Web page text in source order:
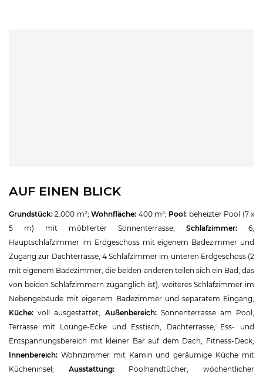
AUF EINEN BLICK
Grundstück: 2.000 m²;Wohnfläche: 400 m²; Pool: beheizter Pool (7 x
5 m) mit möblierter Sonnenterrasse; Schlafzimmer:6,
Hauptschlafzimmer im Erdgeschoss mit eigenem Badezimmer und
Zugang zur Dachterrasse, 4 Schlafzimmer im unteren Erdgeschoss (2
mit eigenem Badezimmer, die beiden anderen teilen sich ein Bad, das
von beiden Schlafzimmern zugänglich ist), weiteres Schlafzimmer im
Nebengebäude mit eigenem Badezimmer und separatem Eingang;
Küche: voll ausgestattet; Außenbereich:Sonnenterrasse am Pool,
Terrasse mit Lounge-Ecke und Esstisch, Dachterrasse, Ess- und
Entspannungsbereich mit kleiner Bar auf dem Dach, Fitness-Deck;
Innenbereich: Wohnzimmer mit Kamin und geräumige Küche mit
Kücheninsel; Ausstattung:Poolhandtücher, wöchentlicher